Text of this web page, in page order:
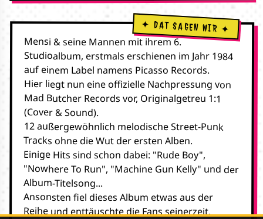
Mensi & seine Mannen mit ihrem 6.
Studioalbum, erstmals erschienen im Jahr 1984
auf einem Label namens Picasso Records.
Hier liegt nun eine offizielle Nachpressung von
Mad Butcher Records vor, Originalgetreu 1:1
(Cover & Sound).
12 außergewöhnlich melodische Street-Punk
Tracks ohne die Wut der ersten Alben.
Einige Hits sind schon dabei: "Rude Boy",
"Nowhere To Run", "Machine Gun Kelly" und der
Album-Titelsong...
Ansonsten fiel dieses Album etwas aus der
Reihe und enttäuschte die Fans seinerzeit.